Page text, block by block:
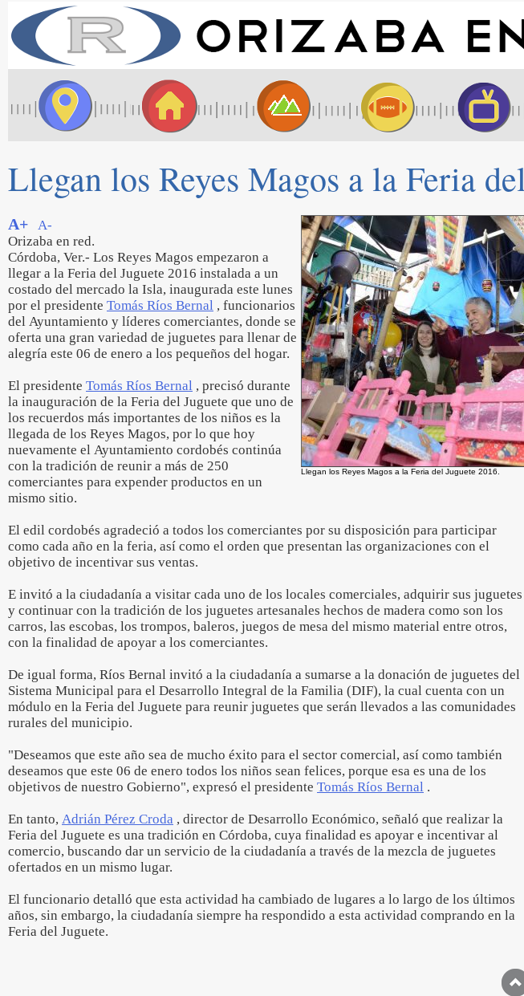
Llegan los Reyes Magos a la Feria
Llegan los Reyes Magos a la Feria del Juguete 2016.
A+
A-
Orizaba en red.
Córdoba, Ver.- Los Reyes Magos empezaron a
llegar a la Feria del Juguete 2016 instalada a un
costado del mercado la Isla, inaugurada este lunes
por el presidente Tomás Ríos Bernal , funcionarios
del Ayuntamiento y líderes comerciantes, donde se
oferta una gran variedad de juguetes para llenar de
alegría este 06 de enero a los pequeños del hogar.
El presidente Tomás Ríos Bernal , precisó durante
la inauguración de la Feria del Juguete que uno de
los recuerdos más importantes de los niños es la
llegada de los Reyes Magos, por lo que hoy
nuevamente el Ayuntamiento cordobés continúa
con la tradición de reunir a más de 250
comerciantes para expender productos en un
mismo sitio.
El edil cordobés agradeció a todos los comerciantes por su disposición para participar
como cada año en la feria, así como el orden que presentan las organizaciones con el
objetivo de incentivar sus ventas.
E invitó a la ciudadanía a visitar cada uno de los locales comerciales, adquirir sus juguetes
y continuar con la tradición de los juguetes artesanales hechos de madera como son los
carros, las escobas, los trompos, baleros, juegos de mesa del mismo material entre otros,
con la finalidad de apoyar a los comerciantes.
De igual forma, Ríos Bernal invitó a la ciudadanía a sumarse a la donación de juguetes del
Sistema Municipal para el Desarrollo Integral de la Familia (DIF), la cual cuenta con un
módulo en la Feria del Juguete para reunir juguetes que serán llevados a las comunidades
rurales del municipio.
"Deseamos que este año sea de mucho éxito para el sector comercial, así como también
deseamos que este 06 de enero todos los niños sean felices, porque esa es una de los
objetivos de nuestro Gobierno", expresó el presidente Tomás Ríos Bernal .
En tanto, Adrián Pérez Croda , director de Desarrollo Económico, señaló que realizar la
Feria del Juguete es una tradición en Córdoba, cuya finalidad es apoyar e incentivar al
comercio, buscando dar un servicio de la ciudadanía a través de la mezcla de juguetes
ofertados en un mismo lugar.
El funcionario detalló que esta actividad ha cambiado de lugares a lo largo de los últimos
años, sin embargo, la ciudadanía siempre ha respondido a esta actividad comprando en la
Feria del Juguete.